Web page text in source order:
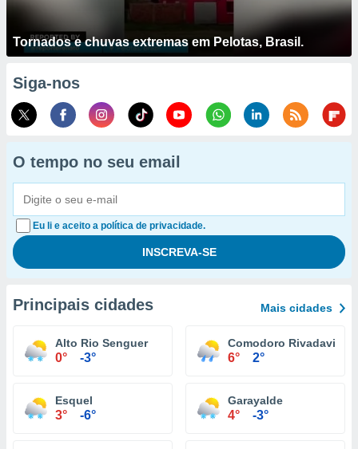
Tornados e chuvas extremas em Pelotas, Brasil.
Siga-nos
O tempo no seu email
Eu li e aceito a política de privacidade.
Principais cidades Mais cidades
Alto Rio Senguer
0° -3°
Comodoro Rivadavia
6° 2°
Esquel
3° -6°
Garayalde
4° -3°